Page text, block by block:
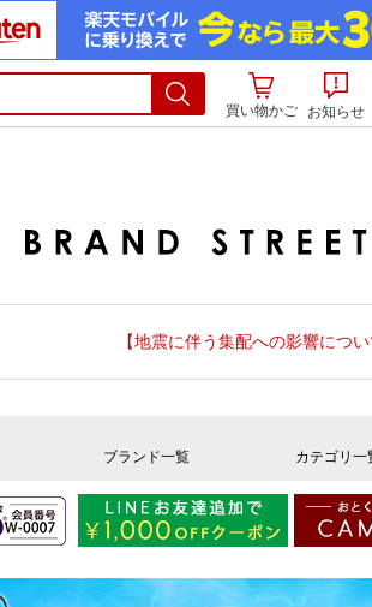
買い物かご お知らせ